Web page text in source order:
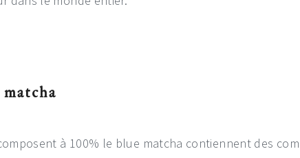
à 100% le blue matcha contiennent des